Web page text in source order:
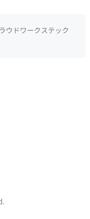
ウドワークステック